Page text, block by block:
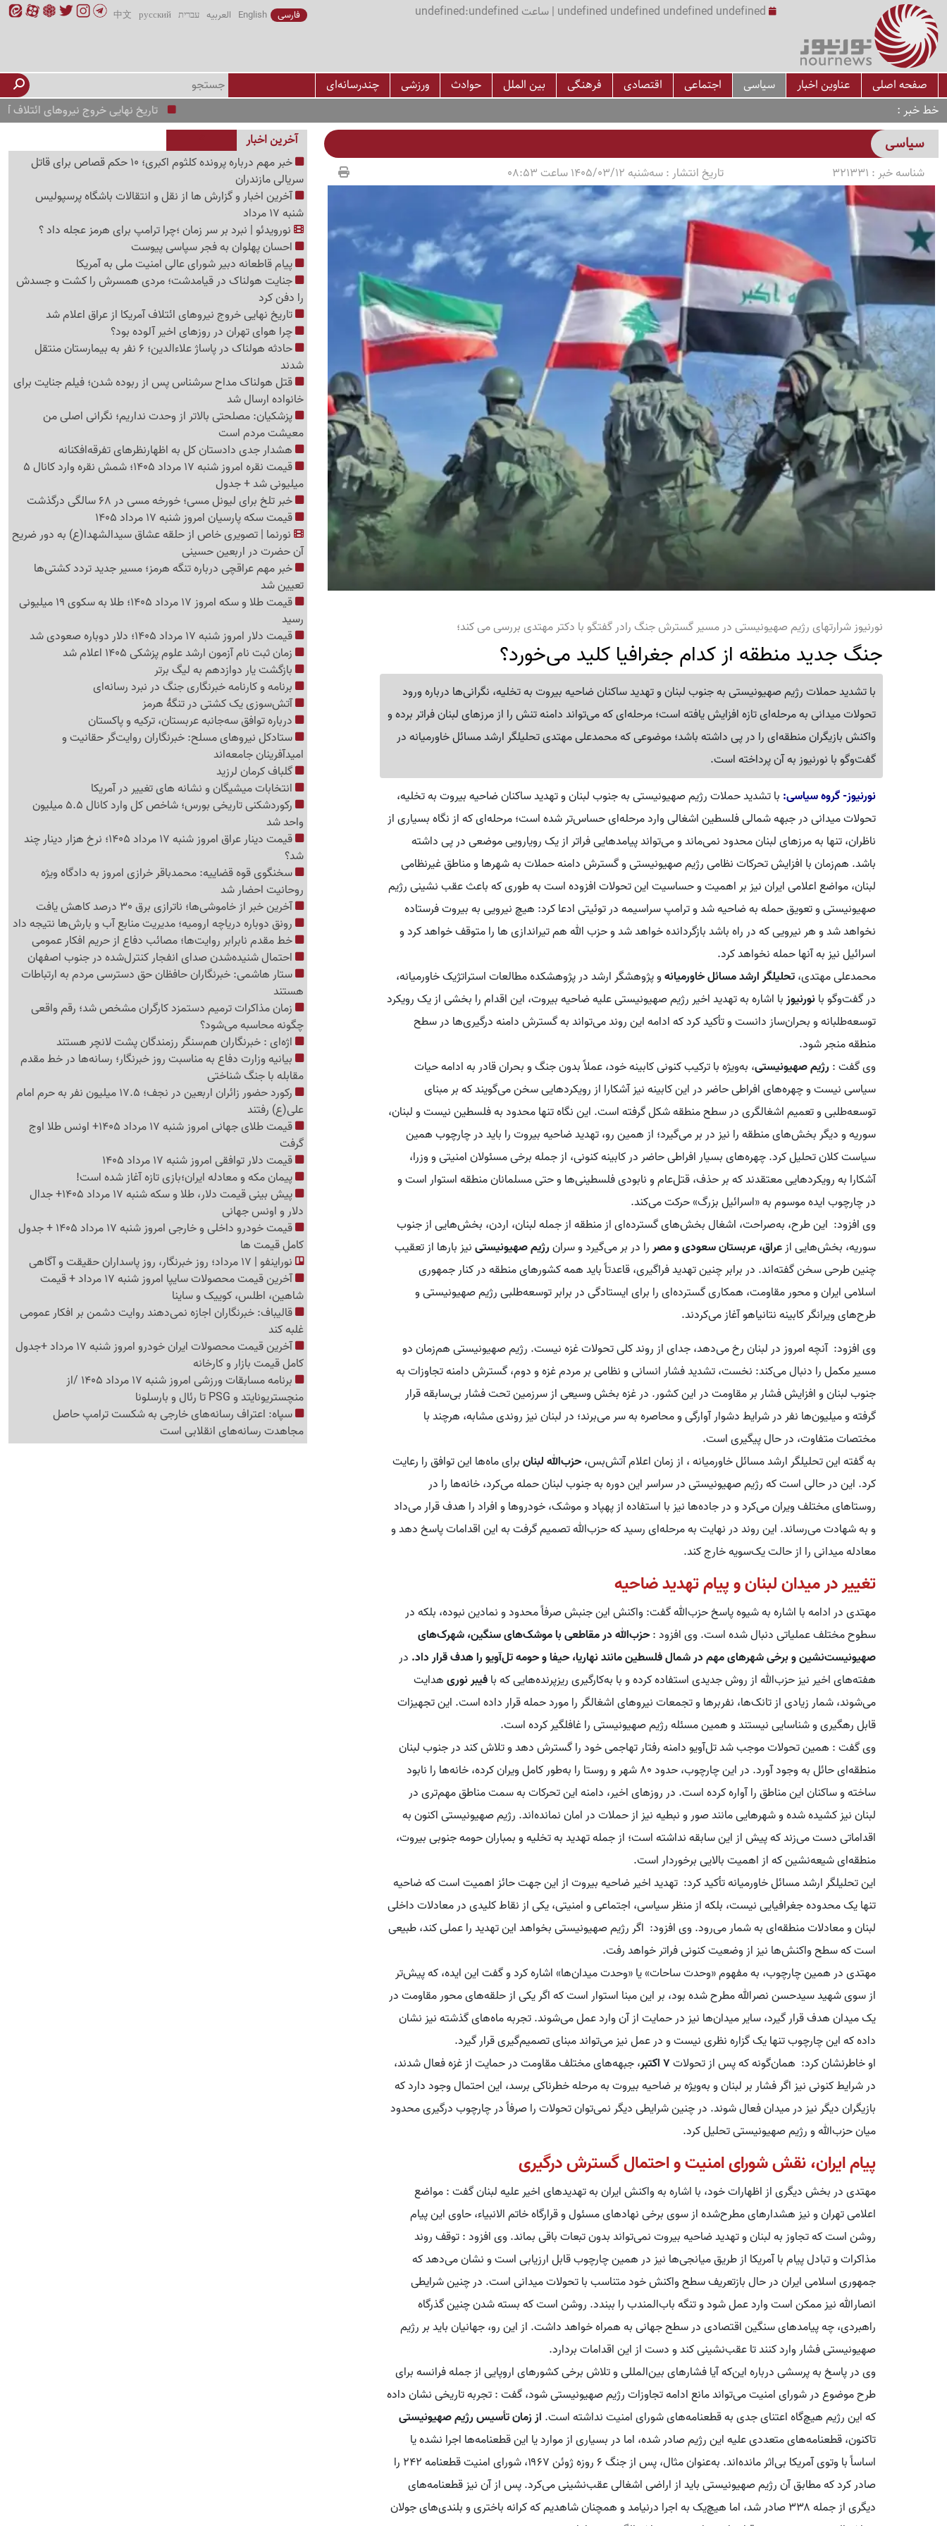
undefined undefined undefined undefined | ساعت undefined:undefined فارسی English العربیه עברית русский
中文
صفحه اصلی عناوین اخبار سیاسی اجتماعی اقتصادی فرهنگی بین الملل حوادث ورزشی
چندرسانه‌ای
خط خبر
تاریخ نهایی خروج نیروهای ائتلاف آمریکا از
سیاسی
شناسه خبر : 321331 تاریخ انتشار :سه‌شنبه 1405/03/12 ساعت 08:53
نورنیوز شرارتهای رژیم صهیونیستی در مسیر گسترش جنگ رادر گفتگو با دکتر مهتدی بررسی می کند؛
جنگ جدید منطقه از کدام جغرافیا کلید می‌خورد؟
با تشدید حملات رژیم صهیونیستی به جنوب لبنان و تهدید ساکنان ضاحیه بیروت به تخلیه، نگرانی‌ها درباره ورود
تحولات میدانی به مرحله‌ای تازه افزایش یافته است؛ مرحله‌ای که می‌تواند دامنه تنش را از مرزهای لبنان فراتر برده و
واکنش بازیگران منطقه‌ای را در پی داشته باشد؛ موضوعی که محمدعلی مهتدی تحلیلگر ارشد مسائل خاورمیانه در
گفت‌وگو با نورنیوز به آن پرداخته است.
نورنیوز- گروه سیاسی: با تشدید حملات رژیم صهیونیستی به جنوب لبنان و تهدید ساکنان ضاحیه بیروت به تخلیه،
تحولات میدانی در جبهه شمالی فلسطین اشغالی وارد مرحله‌ای حساس‌تر شده است؛ مرحله‌ای که از نگاه بسیاری از
ناظران، تنها به مرزهای لبنان محدود نمی‌ماند و می‌تواند پیامدهایی فراتر از یک رویارویی موضعی در پی داشته
باشد. هم‌زمان با افزایش تحرکات نظامی رژیم صهیونیستی و گسترش دامنه حملات به شهرها و مناطق غیرنظامی
لبنان، مواضع اعلامی ایران نیز بر اهمیت و حساسیت این تحولات افزوده است به طوری که باعث عقب نشینی رژیم
صهیونیستی و تعویق حمله به ضاحیه شد و ترامپ سراسیمه در توئیتی ادعا کرد: هیچ نیرویی به بیروت فرستاده
نخواهد شد و هر نیرویی که در راه باشد بازگردانده خواهد شد و حزب الله هم تیراندازی ها را متوقف خواهد کرد و
اسرائیل نیز به آنها حمله نخواهد کرد.
محمدعلی مهتدی،تحلیلگر ارشد مسائل خاورمیانهو پژوهشگر ارشد در پژوهشکده مطالعات استراتژیک خاورمیانه،
در گفت‌وگو بانورنیوزبا اشاره به تهدید اخیر رژیم صهیونیستی علیه ضاحیه بیروت، این اقدام را بخشی از یک رویکرد
توسعه‌طلبانه و بحران‌ساز دانست و تأکید کرد که ادامه این روند می‌تواند به گسترش دامنه درگیری‌ها در سطح
منطقه منجر شود.
وی گفت : رژیم صهیونیستی، به‌ویژه با ترکیب کنونی کابینه خود، عملاً بدون جنگ و بحران قادر به ادامه حیات
سیاسی نیست و چهره‌های افراطی حاضر در این کابینه نیز آشکارا از رویکردهایی سخن می‌گویند که بر مبنای
توسعه‌طلبی و تعمیم اشغالگری در سطح منطقه شکل گرفته است. این نگاه تنها محدود به فلسطین نیست و لبنان،
سوریه و دیگر بخش‌های منطقه را نیز در بر می‌گیرد؛ از همین رو، تهدید ضاحیه بیروت را باید در چارچوب همین
سیاست کلان تحلیل کرد. چهره‌های بسیار افراطی حاضر در کابینه کنونی، از جمله برخی مسئولان امنیتی و وزرا،
آشکارا به رویکردهایی معتقدند که بر حذف، قتل‌عام و نابودی فلسطینی‌ها و حتی مسلمانان منطقه استوار است و
در چارچوب ایده موسوم به «اسرائیل بزرگ» حرکت می‌کند.
وی افزود: این طرح، به‌صراحت، اشغال بخش‌های گسترده‌ای از منطقه از جمله لبنان، اردن، بخش‌هایی از جنوب
سوریه، بخش‌هایی ازعراق، عربستان سعودی و مصررا در بر می‌گیرد و سرانرژیم صهیونیستینیز بارها از تعقیب
چنین طرحی سخن گفته‌اند. در برابر چنین تهدید فراگیری، قاعدتاً باید همه کشورهای منطقه در کنار جمهوری
اسلامی ایران و محور مقاومت، همکاری گسترده‌ای را برای ایستادگی در برابر توسعه‌طلبی رژیم صهیونیستی و
طرح‌های ویرانگر کابینه نتانیاهو آغاز می‌کردند.
وی افزود: آنچه امروز در لبنان رخ می‌دهد، جدای از روند کلی تحولات غزه نیست. رژیم صهیونیستی هم‌زمان دو
مسیر مکمل را دنبال می‌کند: نخست، تشدید فشار انسانی و نظامی بر مردم غزه و دوم، گسترش دامنه تجاوزات به
جنوب لبنان و افزایش فشار بر مقاومت در این کشور. در غزه بخش وسیعی از سرزمین تحت فشار بی‌سابقه قرار
گرفته و میلیون‌ها نفر در شرایط دشوار آوارگی و محاصره به سر می‌برند؛ در لبنان نیز روندی مشابه، هرچند با
مختصات متفاوت، در حال پیگیری است.
به گفته این تحلیلگر ارشد مسائل خاورمیانه ، از زمان اعلام آتش‌بس،حزب‌الله لبنانبرای ماه‌ها این توافق را رعایت
کرد. این در حالی است که رژیم صهیونیستی در سراسر این دوره به جنوب لبنان حمله می‌کرد، خانه‌ها را در
روستاهای مختلف ویران می‌کرد و در جاده‌ها نیز با استفاده از پهپاد و موشک، خودروها و افراد را هدف قرار می‌داد
و به شهادت می‌رساند. این روند در نهایت به مرحله‌ای رسید که حزب‌الله تصمیم گرفت به این اقدامات پاسخ دهد و
معادله میدانی را از حالت یک‌سویه خارج کند.
تغییر در میدان لبنان و پیام تهدید ضاحیه
مهتدی در ادامه با اشاره به شیوه پاسخ حزب‌الله گفت: واکنش این جنبش صرفاً محدود و نمادین نبوده، بلکه در
سطوح مختلف عملیاتی دنبال شده است. وی افزود :حزب‌الله در مقاطعی با موشک‌های سنگین، شهرک‌های
صهیونیست‌نشین و برخی شهرهای مهم در شمال فلسطینمانند نهاریا، حیفا و حومه تل‌آویو را هدف قرار داد. در
هفته‌های اخیر نیز حزب‌الله از روش جدیدی استفاده کرده و با به‌کارگیری ریزپرنده‌هایی که بافیبر نوریهدایت
می‌شوند، شمار زیادی از تانک‌ها، نفربرها و تجمعات نیروهای اشغالگر را مورد حمله قرار داده است. این تجهیزات
قابل رهگیری و شناسایی نیستند و همین مسئله رژیم صهیونیستی را غافلگیر کرده است.
وی گفت : همین تحولات موجب شد تل‌آویو دامنه رفتار تهاجمی خود را گسترش دهد و تلاش کند در جنوب لبنان
منطقه‌ای حائل به وجود آورد. در این چارچوب، حدود ۸۰ شهر و روستا را به‌طور کامل ویران کرده، خانه‌ها را نابود
ساخته و ساکنان این مناطق را آواره کرده است. در روزهای اخیر، دامنه این تحرکات به سمت مناطق مهم‌تری در
لبنان نیز کشیده شده و شهرهایی مانند صور و نبطیه نیز از حملات در امان نمانده‌اند. رژیم صهیونیستی اکنون به
اقداماتی دست می‌زند که پیش از این سابقه نداشته است؛ از جمله تهدید به تخلیه و بمباران حومه جنوبی بیروت،
منطقه‌ای شیعه‌نشین که از اهمیت بالایی برخوردار است.
این تحلیلگر ارشد مسائل خاورمیانه تأکید کرد: تهدید اخیر ضاحیه بیروت از این جهت حائز اهمیت است که ضاحیه
تنها یک محدوده جغرافیایی نیست، بلکه از منظر سیاسی، اجتماعی و امنیتی، یکی از نقاط کلیدی در معادلات داخلی
لبنان و معادلات منطقه‌ای به شمار می‌رود. وی افزود: اگر رژیم صهیونیستی بخواهد این تهدید را عملی کند، طبیعی
است که سطح واکنش‌ها نیز از وضعیت کنونی فراتر خواهد رفت.
مهتدی در همین چارچوب، به مفهوم «وحدت ساحات» یا «وحدت میدان‌ها» اشاره کرد و گفت این ایده، که پیش‌تر
از سوی شهید سیدحسن نصرالله مطرح شده بود، بر این مبنا استوار است که اگر یکی از حلقه‌های محور مقاومت در
یک میدان هدف قرار گیرد، سایر میدان‌ها نیز در حمایت از آن وارد عمل می‌شوند. تجربه ماه‌های گذشته نیز نشان
داده که این چارچوب تنها یک گزاره نظری نیست و در عمل نیز می‌تواند مبنای تصمیم‌گیری قرار گیرد.
او خاطرنشان کرد: همان‌گونه که پس از تحولات۷ اکتبر
، جبهه‌های مختلف مقاومت در حمایت از غزه فعال شدند،
در شرایط کنونی نیز اگر فشار بر لبنان و به‌ویژه بر ضاحیه بیروت به مرحله خطرناکی برسد، این احتمال وجود دارد که
بازیگران دیگر نیز در میدان فعال شوند. در چنین شرایطی دیگر نمی‌توان تحولات را صرفاً در چارچوب درگیری محدود
میان حزب‌الله و رژیم صهیونیستی تحلیل کرد.
پیام ایران، نقش شورای امنیت و احتمال گسترش درگیری
مهتدی در بخش دیگری از اظهارات خود، با اشاره به واکنش ایران به تهدیدهای اخیر علیه لبنان گفت : مواضع
اعلامی تهران و نیز هشدارهای مطرح‌شده از سوی برخی نهادهای مسئول و قرارگاه خاتم الانبیاء، حاوی این پیام
روشن است که تجاوز به لبنان و تهدید ضاحیه بیروت نمی‌تواند بدون تبعات باقی بماند. وی افزود : توقف روند
مذاکرات و تبادل پیام با آمریکا از طریق میانجی‌ها نیز در همین چارچوب قابل ارزیابی است و نشان می‌دهد که
جمهوری اسلامی ایران در حال بازتعریف سطح واکنش خود متناسب با تحولات میدانی است. در چنین شرایطی
انصارالله نیز ممکن است وارد عمل شود و تنگه باب‌المندب را ببندد. روشن است که بسته شدن چنین گذرگاه
راهبردی، چه پیامدهای سنگین اقتصادی در سطح جهانی به همراه خواهد داشت. از این رو، جهانیان باید بر رژیم
صهیونیستی فشار وارد کنند تا عقب‌نشینی کند و دست از این اقدامات بردارد.
وی در پاسخ به پرسشی درباره این‌که آیا فشارهای بین‌المللی و تلاش برخی کشورهای اروپایی از جمله فرانسه برای
طرح موضوع در شورای امنیت می‌تواند مانع ادامه تجاوزات رژیم صهیونیستی شود، گفت : تجربه تاریخی نشان داده
که این رژیم هیچ‌گاه اعتنای جدی به قطعنامه‌های شورای امنیت نداشته است. از زمان تأسیس رژیم صهیونیستی
تاکنون، قطعنامه‌های متعددی علیه این رژیم صادر شده، اما در بسیاری از موارد یا این قطعنامه‌ها اجرا نشده یا
اساساً با وتوی آمریکا بی‌اثر مانده‌اند. به‌عنوان مثال، پس از جنگ ۶ روزه ژوئن ۱۹۶۷، شورای امنیت قطعنامه ۲۴۲ را
صادر کرد که مطابق آن رژیم صهیونیستی باید از اراضی اشغالی عقب‌نشینی می‌کرد. پس از آن نیز قطعنامه‌های
دیگری از جمله ۳۳۸ صادر شد، اما هیچ‌یک به اجرا درنیامد و همچنان شاهدیم که کرانه باختری و بلندی‌های جولان
آخرین اخبار
خبر مهم درباره پرونده کلثوم اکبری؛ 10 حکم قصاص برای قاتل
سریالی مازندران
آخرین اخبار و گزارش ها از نقل و انتقالات باشگاه پرسپولیس
شنبه 17 مرداد
نورویدئو | نبرد بر سر زمان ؛چرا ترامپ برای هرمز عجله داد ؟
احسان پهلوان به فجر سپاسی پیوست
پیام قاطعانه دبیر شورای عالی امنیت ملی به آمریکا
جنایت هولناک در قیامدشت؛ مردی همسرش را کشت و جسدش
را دفن کرد
تاریخ نهایی خروج نیروهای ائتلاف آمریکا از عراق اعلام شد
چرا هوای تهران در روزهای اخیر آلوده بود؟
حادثه هولناک در پاساژ علاءالدین؛ 6 نفر به بیمارستان منتقل
شدند
قتل هولناک مداح سرشناس پس از ربوده شدن؛ فیلم جنایت برای
خانواده ارسال شد
پزشکیان: مصلحتی بالاتر از وحدت نداریم؛ نگرانی اصلی من
معیشت مردم است
هشدار جدی دادستان کل به اظهارنظرهای تفرقه‌افکنانه
قیمت نقره امروز شنبه 17 مرداد 1405؛ شمش نقره وارد کانال 5
میلیونی شد + جدول
خبر تلخ برای لیونل مسی؛ خورخه مسی در 68 سالگی درگذشت
قیمت سکه پارسیان امروز شنبه 17 مرداد 1405
نورنما | تصویری خاص از حلقه عشاق سیدالشهدا(ع) به دور ضریح
آن حضرت در اربعین حسینی
خبر مهم عراقچی درباره تنگه هرمز؛ مسیر جدید تردد کشتی‌ها
تعیین شد
قیمت طلا و سکه امروز 17 مرداد 1405؛ طلا به سکوی 19 میلیونی
رسید
قیمت دلار امروز شنبه 17 مرداد 1405؛ دلار دوباره صعودی شد
زمان ثبت نام آزمون ارشد علوم پزشکی 1405 اعلام شد
بازگشت یار دوازدهم به لیگ برتر
برنامه و کارنامه خبرنگاری جنگ در نبرد رسانه‌ای
آتش‌سوزی یک کشتی در تنگهٔ هرمز
درباره توافق سه‌جانبه عربستان، ترکیه و پاکستان
ستادکل نیروهای مسلح: خبرنگاران روایت‌گر حقانیت و
امیدآفرینان جامعه‌اند
گلباف کرمان لرزید
انتخابات میشیگان و نشانه های تغییر در آمریکا
رکوردشکنی تاریخی بورس؛ شاخص کل وارد کانال 5.5 میلیون
واحد شد
قیمت دینار عراق امروز شنبه 17 مرداد 1405؛ نرخ هزار دینار چند
شد؟
سخنگوی قوه قضاییه: محمدباقر خرازی امروز به دادگاه ویژه
روحانیت احضار شد
آخرین خبر از خاموشی‌ها؛ ناترازی برق 30 درصد کاهش یافت
رونق دوباره دریاچه ارومیه؛ مدیریت منابع آب و بارش‌ها نتیجه داد
خط مقدم نابرابر روایت‌ها؛ مصائب دفاع از حریم افکار عمومی
احتمال شنیده‌شدن صدای انفجار کنترل‌شده در جنوب اصفهان
ستار هاشمی: خبرنگاران حافظان حق دسترسی مردم به ارتباطات
هستند
زمان مذاکرات ترمیم دستمزد کارگران مشخص شد؛ رقم واقعی
چگونه محاسبه می‌شود؟
اژه‌ای : خبرنگاران هم‌سنگر رزمندگان پشت لانچر هستند
بیانیه وزارت دفاع به مناسبت روز خبرنگار؛ رسانه‌ها در خط مقدم
مقابله با جنگ شناختی
رکورد حضور زائران اربعین در نجف؛ 17.5 میلیون نفر به حرم امام
علی(ع) رفتند
قیمت طلای جهانی امروز شنبه 17 مرداد 1405+ اونس طلا اوج
گرفت
قیمت دلار توافقی امروز شنبه 17 مرداد 1405
پیمان مکه و معادله ایران؛بازی تازه آغاز شده است!
پیش ‌بینی قیمت دلار، طلا و سکه شنبه 17 مرداد 1405+ جدال
دلار و اونس جهانی
قیمت خودرو داخلی و خارجی امروز شنبه 17 مرداد 1405 + جدول
کامل قیمت ها
نوراینفو | 17 مرداد؛ روز خبرنگار، روز پاسداران حقیقت و آگاهی
آخرین قیمت محصولات سایپا امروز شنبه 17 مرداد + قیمت
شاهین، اطلس، کوییک و ساینا
قالیباف: خبرنگاران اجازه نمی‌دهند روایت دشمن بر افکار عمومی
غلبه کند
آخرین قیمت محصولات ایران خودرو امروز شنبه 17 مرداد +جدول
کامل قیمت بازار و کارخانه
برنامه مسابقات ورزشی امروز شنبه 17 مرداد 1405 /از
منچستریونایتد و PSG تا رئال و بارسلونا
سپاه: اعتراف رسانه‌های خارجی به شکست ترامپ حاصل
مجاهدت رسانه‌های انقلابی است